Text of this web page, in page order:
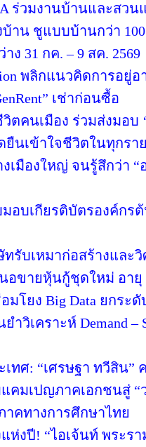
ร่วมงานบ้านและสวน
าน ชูแบบบ้านกว่า
ง 31 กค. – 9 สค. 2569
พลิกแนวคิดการอ
เช่าก่อนซื้อ
ตคนเมือง ร่วมส่งมอบ
นเข้าใจชีวิตในทุกรา
เมืองใหญ่ จนรู้สึกว่า
อบเกียรติบัตรองค์กร
ทรับเหมาก่อสร้างแล
อขายหุ้นกู้ชุดใหม่ อา
มโยง Big Data ยกร
ำวิเคราะห์ Demand
ทศ: “เศรษฐา ทวีสิน”
แคมเปญภาคเอกชนสู่
าคทางการศึกษาไทย
งปี! “ไอเจ้นท์ พระรา